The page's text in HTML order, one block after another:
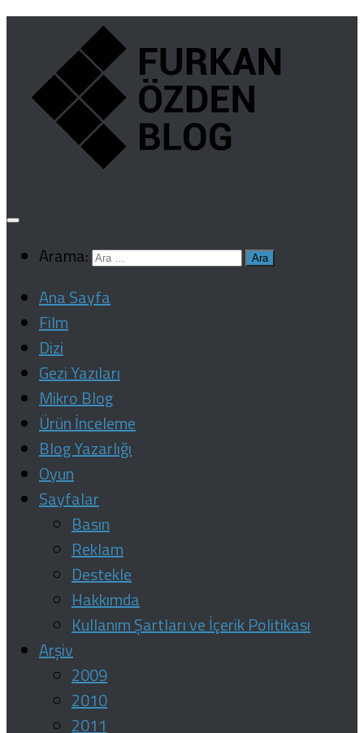
Arama:
Ana Sayfa
Film
Dizi
Gezi Yazıları
Mikro Blog
Ürün İnceleme
Blog Yazarlığı
Oyun
Sayfalar
Basın
Reklam
Destekle
Hakkımda
Kullanım Şartları ve İçerik Politikası
Arşiv
2009
2010
2011